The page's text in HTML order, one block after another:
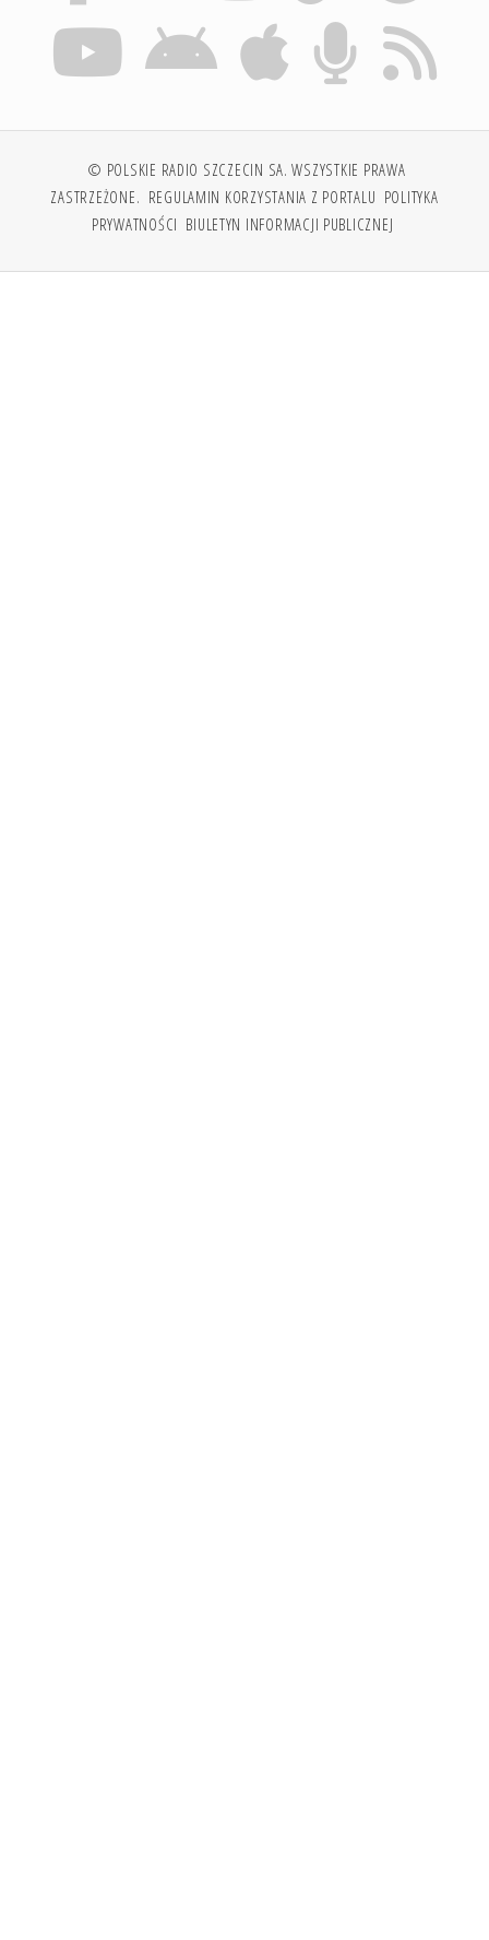
© POLSKIE RADIO SZCZECIN SA. WSZYSTKIE PRAWA
ZASTRZEŻONE. REGULAMIN KORZYSTANIA Z PORTALU POLITYKA
PRYWATNOŚCI BIULETYN INFORMACJI PUBLICZNEJ